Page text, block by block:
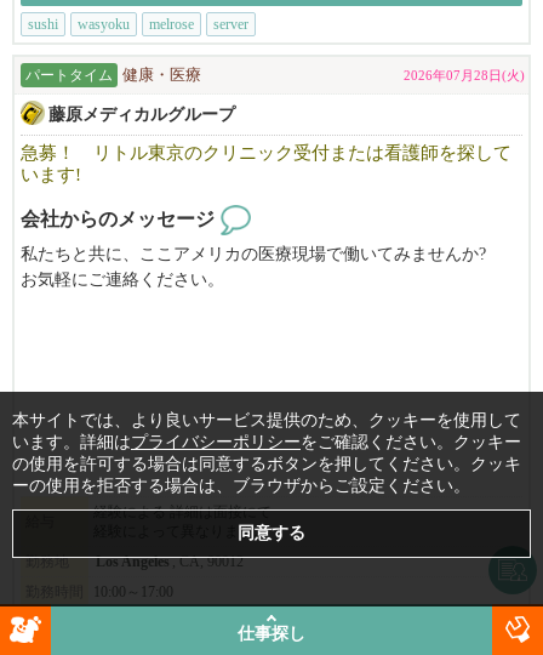
✔ アットホームでスタッフ同士の仲が良く、相談しやすい職場で
sushi
wasyoku melrose server
パートタイム 健康・医療 2026年07月28日(火)
藤原メディカルグループ
急募！ リトル東京のクリニック受付または看護師を探して
います!
会社からのメッセージ
私たちと共に、ここアメリカの医療現場で働いてみませんか?
お気軽にご連絡ください。
経験による 詳細は面接にて
経験によって異なります。
勤務地
Los Angeles, CA, 90012
10:00～17:00
詳細
仕事探し
本サイトでは、より良いサービス提供のため、クッキーを使用して
います。詳細はプライバシーポリシーをご確認ください。クッキー
の使用を許可する場合は同意するボタンを押してください。クッキ
ーの使用を拒否する場合は、ブラウザからご設定ください。